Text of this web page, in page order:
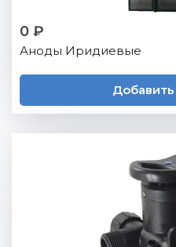
0 ₽
Аноды Иридиевые